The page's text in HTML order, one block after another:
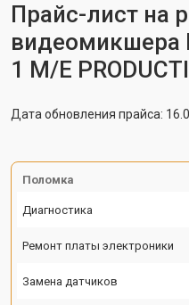
Прайс-лист на
видеомикшера
1 M/E
Дата обновления прайса:
Поломка
Диагностика
Ремонт платы электроники
Замена датчиков